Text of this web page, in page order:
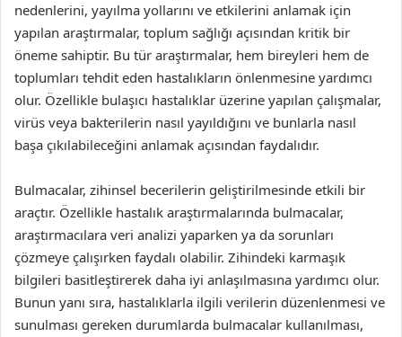
nedenlerini, yayılma yollarını ve etkilerini anlamak için
yapılan araştırmalar, toplum sağlığı açısından kritik bir
öneme sahiptir. Bu tür araştırmalar, hem bireyleri hem de
toplumları tehdit eden hastalıkların önlenmesine yardımcı
olur. Özellikle bulaşıcı hastalıklar üzerine yapılan çalışmalar,
virüs veya bakterilerin nasıl yayıldığını ve bunlarla nasıl
başa çıkılabileceğini anlamak açısından faydalıdır.
Bulmacalar, zihinsel becerilerin geliştirilmesinde etkili bir
araçtır. Özellikle hastalık araştırmalarında bulmacalar,
araştırmacılara veri analizi yaparken ya da sorunları
çözmeye çalışırken faydalı olabilir. Zihindeki karmaşık
bilgileri basitleştirerek daha iyi anlaşılmasına yardımcı olur.
Bunun yanı sıra, hastalıklarla ilgili verilerin düzenlenmesi ve
sunulması gereken durumlarda bulmacalar kullanılması,